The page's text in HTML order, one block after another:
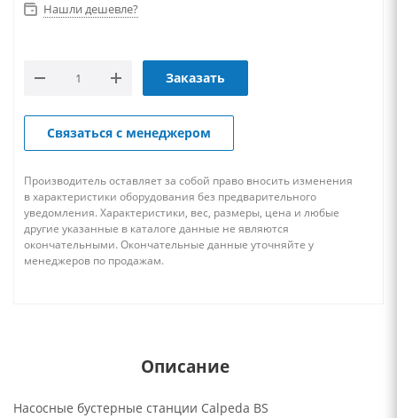
Нашли дешевле?
Заказать
Связаться с менеджером
Производитель оставляет за собой право вносить изменения
в характеристики оборудования без предварительного
уведомления. Характеристики, вес, размеры, цена и любые
другие указанные в каталоге данные не являются
окончательными. Окончательные данные уточняйте у
менеджеров по продажам.
Описание
Насосные бустерные станции Calpeda BS